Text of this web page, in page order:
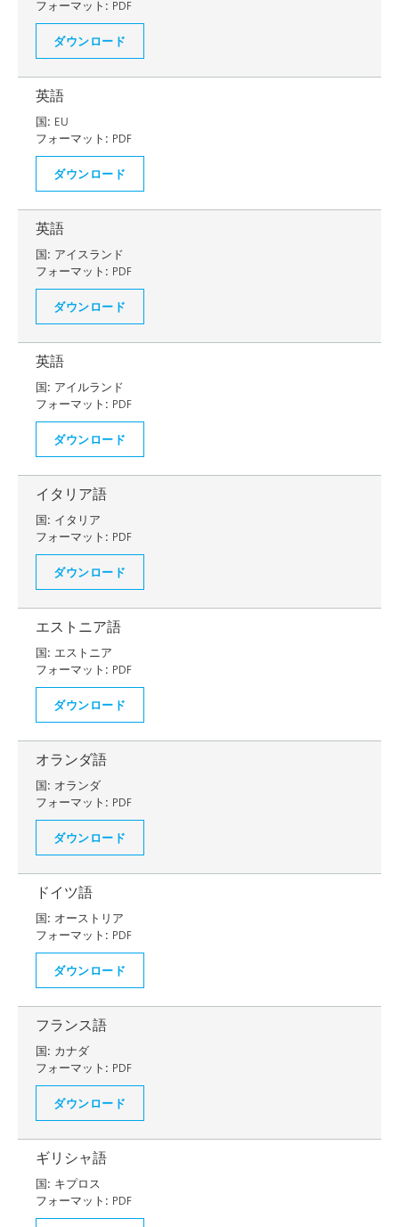
フォーマット: PDF
ダウンロード
英語
国: EU
フォーマット: PDF
ダウンロード
英語
国: アイスランド
フォーマット: PDF
ダウンロード
英語
国: アイルランド
フォーマット: PDF
ダウンロード
イタリア語
国: イタリア
フォーマット: PDF
ダウンロード
エストニア語
国: エストニア
フォーマット: PDF
ダウンロード
オランダ語
国: オランダ
フォーマット: PDF
ダウンロード
ドイツ語
国: オーストリア
フォーマット: PDF
ダウンロード
フランス語
国: カナダ
フォーマット: PDF
ダウンロード
ギリシャ語
国: キプロス
フォーマット: PDF